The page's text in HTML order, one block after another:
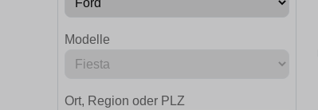
Modelle
Ort, Region oder PLZ